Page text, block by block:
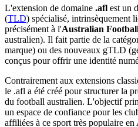
L'extension de domaine .afl est un
(TLD) spécialisé, intrinsèquement
précisément à l'Australian
australien). Il fait partie de la
marque) ou des nouveaux gTLD
conçus pour offrir une identité
Contrairement aux extensions
le .afl a été créé pour structurer la
du football australien. L'objectif
un espace de confiance pour les
affiliées à ce sport très populaire